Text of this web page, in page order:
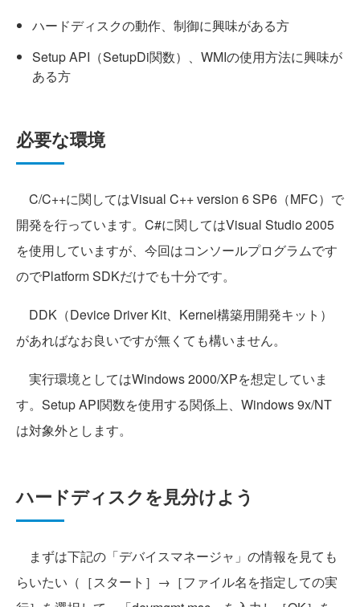
ハードディスクの動作、制御に興味がある方
Setup API（SetupDi関数）、WMIの使用方法に興味が
ある方
必要な環境
C/C++に関してはVisual C++ version 6 SP6（MFC）で
開発を行っています。C#に関してはVisual Studio 2005
を使用していますが、今回はコンソールプログラムです
のでPlatform SDKだけでも十分です。
DDK（Device Driver Kit、Kernel構築用開発キット）
があればなお良いですが無くても構いません。
実行環境としてはWindows 2000/XPを想定していま
す。Setup API関数を使用する関係上、Windows 9x/NT
は対象外とします。
ハードディスクを見分けよう
まずは下記の「デバイスマネージャ」の情報を見ても
らいたい（［スタート］→［ファイル名を指定しての実